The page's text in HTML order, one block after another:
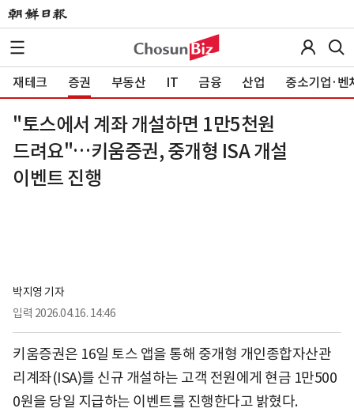
재테크 증권 부동산 IT 금융 산업 중소기업·벤
"토스에서 계좌 개설하면 1만5천원
드려요"…키움증권, 중개형 ISA 개설
이벤트 진행
박지영 기자
입력 2026.04.16. 14:46
키움증권은 16일 토스 앱을 통해 중개형 개인종합자산관
리계좌(ISA)를 신규 개설하는 고객 전원에게 현금 1만500
0원을 당일 지급하는 이벤트를 진행한다고 밝혔다.